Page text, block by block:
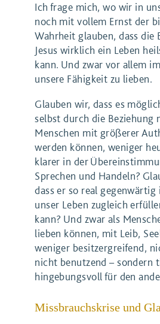
Ich frage mich, wo wir in
noch mit vollem Ernst der
Wahrheit glauben, dass die
Jesus wirklich ein Leben
kann. Und zwar vor allem
unsere Fähigkeit zu lieben.
Glauben wir, dass es
selbst durch die Beziehung
Menschen mit größerer
werden können, weniger
klarer in der
Sprechen und Handeln?
dass er so real gegenwärtig
unser Leben zugleich
kann? Und zwar als
lieben können, mit Leib,
weniger besitzergreifend,
nicht benutzend – sondern
hingebungsvoll für den
Missbrauchskrise und